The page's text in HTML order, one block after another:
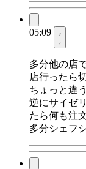
05:09
多分他の店
店行ったら
ちょっと違
逆にサイゼ
たら何も注
多分シェフ